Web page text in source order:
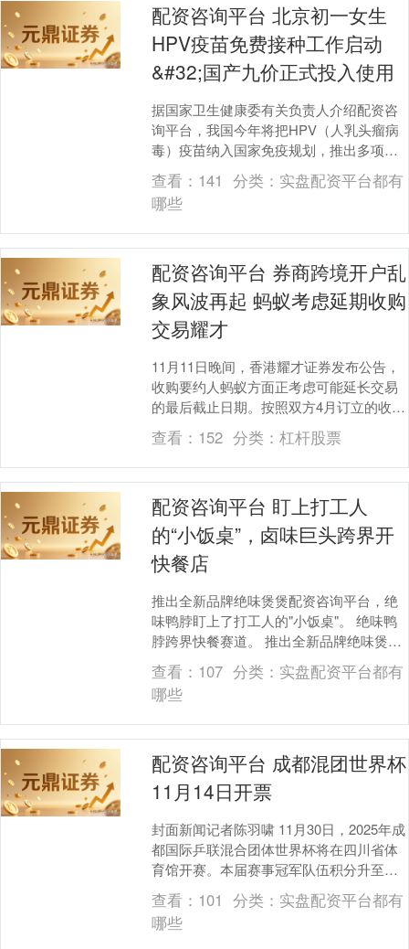
配资咨询平台 北京初一女生
HPV疫苗免费接种工作启动
&#32;国产九价正式投入使用
据国家卫生健康委有关负责人介绍配资咨
询平台，我国今年将把HPV（人乳头瘤病
毒）疫苗纳入国家免疫规划，推出多项面
向适龄女性的HPV疫苗接种服务。记者从
北京市疾控中....
查看： 141 分类： 实盘配资平台都有
哪些
配资咨询平台 券商跨境开户乱
象风波再起 蚂蚁考虑延期收购
交易耀才
11月11日晚间，香港耀才证券发布公告，
收购要约人蚂蚁方面正考虑可能延长交易
的最后截止日期。按照双方4月订立的收购
协议，交易原定截止日期是2025年的11月
25....
查看： 152 分类： 杠杆股票
配资咨询平台 盯上打工人
的“小饭桌”，卤味巨头跨界开
快餐店
推出全新品牌绝味煲煲配资咨询平台，绝
味鸭脖盯上了打工人的"小饭桌"。 绝味鸭
脖跨界快餐赛道。 推出全新品牌绝味煲
煲，绝味鸭脖盯上了打工人的"小饭桌"。
近日，红....
查看： 107 分类： 实盘配资平台都有
哪些
配资咨询平台 成都混团世界杯
11月14日开票
封面新闻记者陈羽啸 11月30日，2025年成
都国际乒联混合团体世界杯将在四川省体
育馆开赛。本届赛事冠军队伍积分升至
2500分，赛事吸引力进一步增加。中国队
也公....
查看： 101 分类： 实盘配资平台都有
哪些